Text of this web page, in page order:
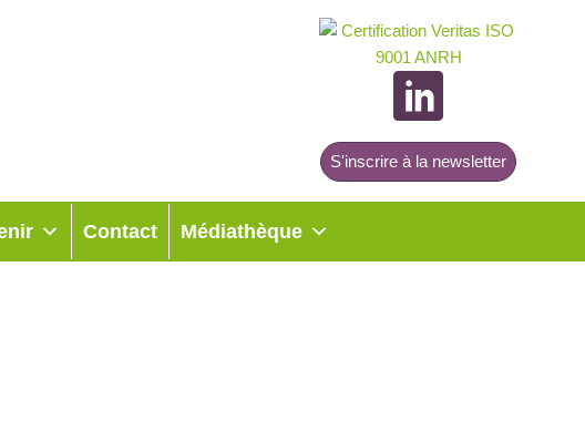
S'inscrire à la newsletter
Contact Médiathèque